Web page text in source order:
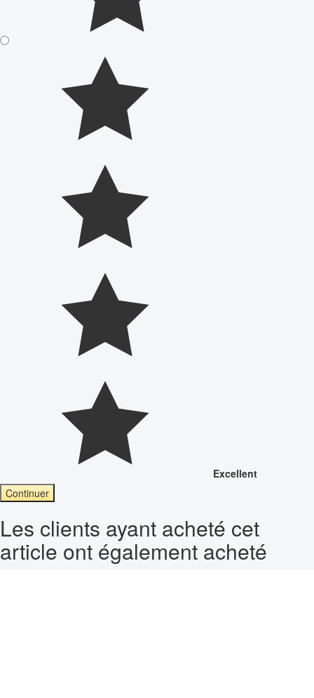
Excellent
Continuer
Les clients ayant acheté cet
article ont également acheté